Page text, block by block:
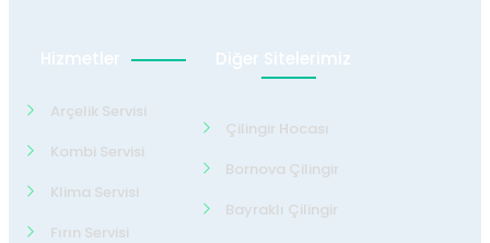
Hizmetler
Arçelik Servisi
Kombi Servisi
Klima Servisi
Fırın Servisi
Diğer Sitelerimiz
Çilingir Hocası
Bornova Çilingir
Bayraklı Çilingir